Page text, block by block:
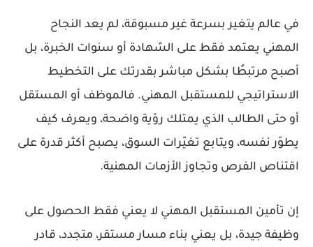
في عالم يتغير بسرعة غير مسبوقة، لم يعد النجاح
المهني يعتمد فقط على الشهادة أو سنوات الخبرة، بل
أصبح مرتبطًا بشكل مباشر بقدرتك على التخطيط
الاستراتيجي للمستقبل المهني. فالموظف أو المستقل
أو حتى الطالب الذي يمتلك رؤية واضحة، ويعرف كيف
يطوّر نفسه، ويتابع تغيّرات السوق، يصبح أكثر قدرة على
اقتناص الفرص وتجاوز الأزمات المهنية.
إن تأمين المستقبل المهني لا يعني فقط الحصول على
وظيفة جيدة، بل يعني بناء مسار مستقر، متجدد، قادر